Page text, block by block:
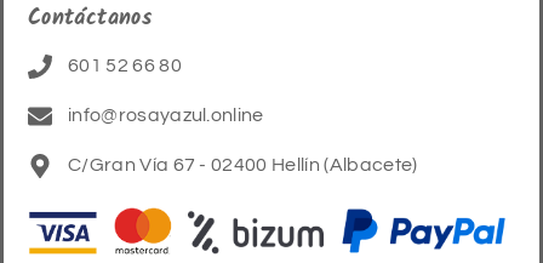
Contáctanos
601 52 66 80
info@rosayazul.online
C/Gran Vía 67 - 02400 Hellín (Albacete)